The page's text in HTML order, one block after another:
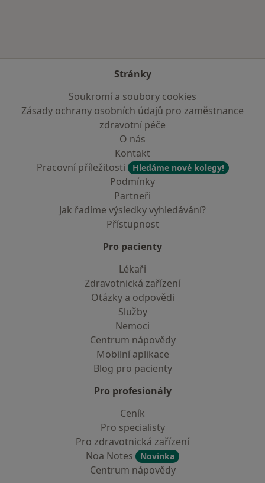
Stránky
Soukromí a soubory cookies
Zásady ochrany osobních údajů pro zaměstnance
zdravotní péče
O nás
Kontakt
Pracovní příležitosti
Hledáme nové kolegy!
Podmínky
Partneři
Jak řadíme výsledky vyhledávání?
Přístupnost
Pro pacienty
Lékaři
Zdravotnická zařízení
Otázky a odpovědi
Služby
Nemoci
Centrum nápovědy
Mobilní aplikace
Blog pro pacienty
Pro profesionály
Ceník
Pro specialisty
Pro zdravotnická zařízení
Noa Notes
Novinka
Centrum nápovědy